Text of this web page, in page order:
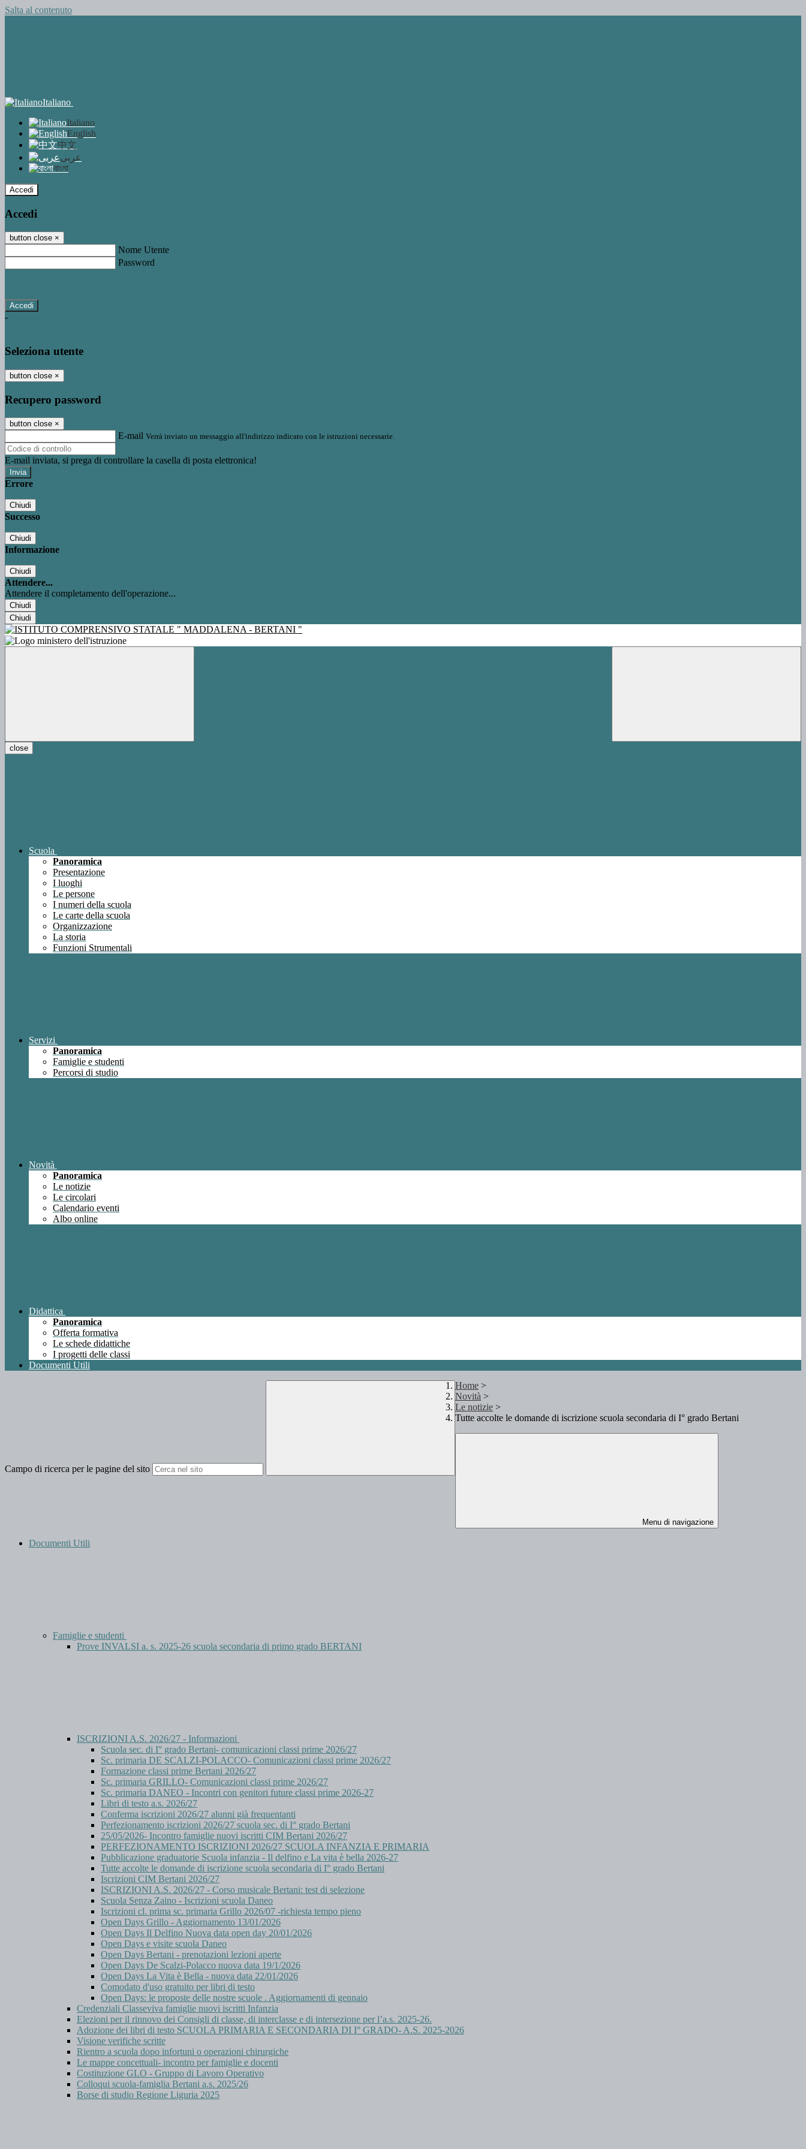
Salta al contenuto
Italiano
Italiano
English
中文
عربى
বাংলা
Accedi
Accedi
button close ×
Nome Utente
Password
-
Seleziona utente
button close ×
Recupero password
button close ×
E-mail Verrà inviato un messaggio all'indirizzo indicato con le istruzioni necessarie.
E-mail inviata, si prega di controllare la casella di posta elettronica!
Errore
Chiudi
Successo
Chiudi
Informazione
Chiudi
Attendere...
Attendere il completamento dell'operazione...
Chiudi
Chiudi
close
Scuola
Panoramica
Presentazione
I luoghi
Le persone
I numeri della scuola
Le carte della scuola
Organizzazione
La storia
Funzioni Strumentali
Servizi
Panoramica
Famiglie e studenti
Percorsi di studio
Novità
Panoramica
Le notizie
Le circolari
Calendario eventi
Albo online
Didattica
Panoramica
Offerta formativa
Le schede didattiche
I progetti delle classi
Documenti Utili
Campo di ricerca per le pagine del sito
Home >
Novità >
Le notizie >
Tutte accolte le domande di iscrizione scuola secondaria di I° grado Bertani
Menu di navigazione
Documenti Utili
Famiglie e studenti
Prove INVALSI a. s. 2025-26 scuola secondaria di primo grado BERTANI
ISCRIZIONI A.S. 2026/27 - Informazioni
Scuola sec. di I° grado Bertani- comunicazioni classi prime 2026/27
Sc. primaria DE SCALZI-POLACCO- Comunicazioni classi prime 2026/27
Formazione classi prime Bertani 2026/27
Sc. primaria GRILLO- Comunicazioni classi prime 2026/27
Sc. primaria DANEO - Incontri con genitori future classi prime 2026-27
Libri di testo a.s. 2026/27
Conferma iscrizioni 2026/27 alunni già frequentanti
Perfezionamento iscrizioni 2026/27 scuola sec. di I° grado Bertani
25/05/2026- Incontro famiglie nuovi iscritti CIM Bertani 2026/27
PERFEZIONAMENTO ISCRIZIONI 2026/27 SCUOLA INFANZIA E PRIMARIA
Pubblicazione graduatorie Scuola infanzia - Il delfino e La vita è bella 2026-27
Tutte accolte le domande di iscrizione scuola secondaria di I° grado Bertani
Iscrizioni CIM Bertani 2026/27
ISCRIZIONI A.S. 2026/27 - Corso musicale Bertani: test di selezione
Scuola Senza Zaino - Iscrizioni scuola Daneo
Iscrizioni cl. prima sc. primaria Grillo 2026/07 -richiesta tempo pieno
Open Days Grillo - Aggiornamento 13/01/2026
Open Days Il Delfino Nuova data open day 20/01/2026
Open Days e visite scuola Daneo
Open Days Bertani - prenotazioni lezioni aperte
Open Days De Scalzi-Polacco nuova data 19/1/2026
Open Days La Vita è Bella - nuova data 22/01/2026
Comodato d'uso gratuito per libri di testo
Open Days: le proposte delle nostre scuole . Aggiornamenti di gennaio
Credenziali Classeviva famiglie nuovi iscritti Infanzia
Elezioni per il rinnovo dei Consigli di classe, di interclasse e di intersezione per l’a.s. 2025-26.
Adozione dei libri di testo SCUOLA PRIMARIA E SECONDARIA DI I° GRADO- A.S. 2025-2026
Visione verifiche scritte
Rientro a scuola dopo infortuni o operazioni chirurgiche
Le mappe concettuali- incontro per famiglie e docenti
Costituzione GLO - Gruppo di Lavoro Operativo
Colloqui scuola-famiglia Bertani a.s. 2025/26
Borse di studio Regione Liguria 2025